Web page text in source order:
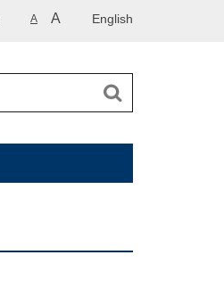
English
A A